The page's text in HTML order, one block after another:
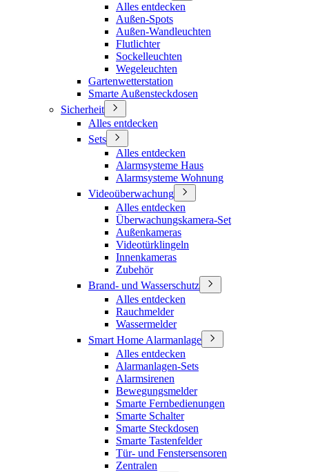
Alles entdecken
Außen-Spots
Außen-Wandleuchten
Flutlichter
Sockelleuchten
Wegeleuchten
Gartenwetterstation
Smarte Außensteckdosen
Sicherheit
Alles entdecken
Sets
Alles entdecken
Alarmsysteme Haus
Alarmsysteme Wohnung
Videoüberwachung
Alles entdecken
Überwachungskamera-Set
Außenkameras
Videotürklingeln
Innenkameras
Zubehör
Brand- und Wasserschutz
Alles entdecken
Rauchmelder
Wassermelder
Smart Home Alarmanlage
Alles entdecken
Alarmanlagen-Sets
Alarmsirenen
Bewegungsmelder
Smarte Fernbedienungen
Smarte Schalter
Smarte Steckdosen
Smarte Tastenfelder
Tür- und Fenstersensoren
Zentralen